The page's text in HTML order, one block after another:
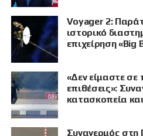
Voyager 2:
ιστορικό
επιχείρηση «Big
«Δεν είμαστε
επιθέσεις»:
κατασκοπεία
Συναγερμός στη